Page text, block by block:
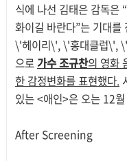
식에 나선 김태은 감독은
화이길 바란다”는 기대
\'헤이리\', \'홍대클럽\',
으로가수 조규찬의 영화
한 감정변화를 표현했다.
있는 <애인>은 오는 12
After Screening